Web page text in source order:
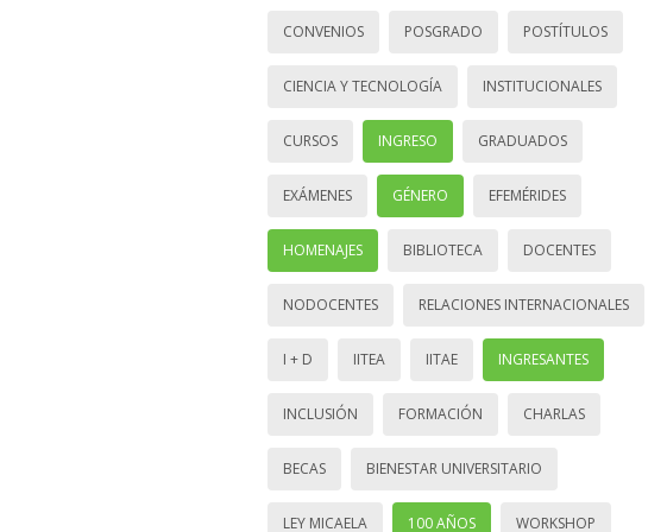
CONVENIOS POSGRADO POSTÍTULOS
CIENCIA Y TECNOLOGÍA INSTITUCIONALES
CURSOS INGRESO GRADUADOS
EXÁMENES GÉNERO EFEMÉRIDES
HOMENAJES BIBLIOTECA DOCENTES
NODOCENTES RELACIONES INTERNACIONALES
I + D IITEA IITAE INGRESANTES
INCLUSIÓN FORMACIÓN CHARLAS
BECAS BIENESTAR UNIVERSITARIO
LEY MICAELA 100 AÑOS WORKSHOP